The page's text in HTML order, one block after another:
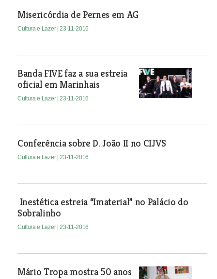
Misericórdia de Pernes em AG
Cultura e Lazer | 23-11-2016
Banda FIVE faz a sua estreia
oficial em Marinhais
Cultura e Lazer | 23-11-2016
Conferência sobre D. João II no CIJVS
Cultura e Lazer | 23-11-2016
Inestética estreia “Imaterial” no Palácio do
Sobralinho
Cultura e Lazer | 23-11-2016
Mário Tropa mostra 50 anos